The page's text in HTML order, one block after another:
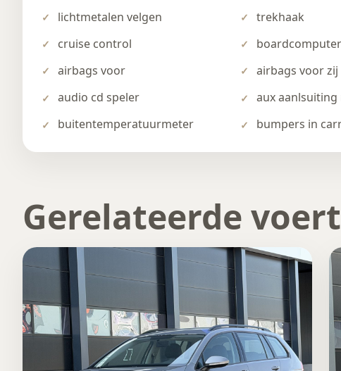
lichtmetalen velgen
trekhaak
cruise control
boardcomputer
airbags voor
airbags voor zij
audio cd speler
aux aanlsuiting
buitentemperatuurmeter
bumpers in
Gerelateerde